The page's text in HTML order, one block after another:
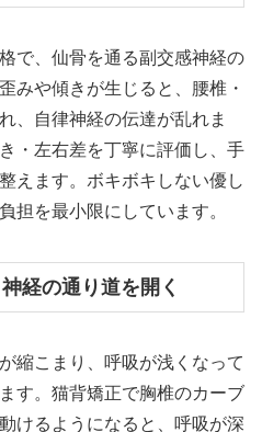
で、仙骨を通る副交感神経の
みや傾きが生じると、腰椎・
、自律神経の伝達が乱れま
・左右差を丁寧に評価し、手
えます。ボキボキしない優し
担を最小限にしています。
経の通り道を開く
縮こまり、呼吸が浅くなって
す。猫背矯正で胸椎のカーブ
けるようになると、呼吸が深